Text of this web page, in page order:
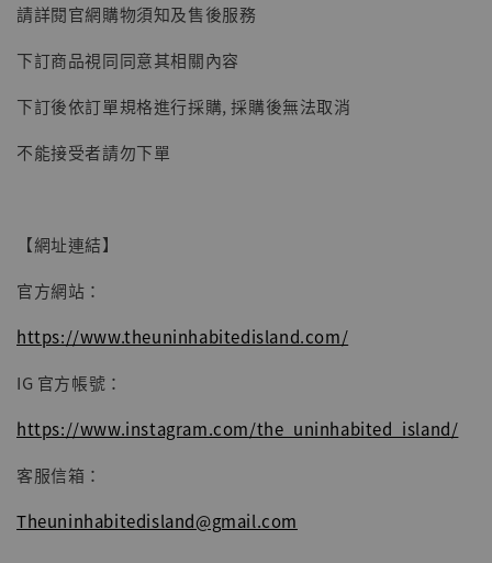
NT$ 4,980
NT$ 5,300
加入購物車
請詳閱官網購物須知及售後服務
下訂商品視同同意其相關內容
下訂後依訂單規格進行採購, 採購後無法取消
不能接受者請勿下單
【網址連結】
官方網站：
https://www.theuninhabitedisland.com/
IG 官方帳號：
https://www.instagram.com/the_uninhabited_island/
客服信箱：
Theuninhabitedisland@gmail.com